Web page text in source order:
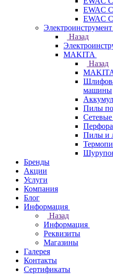
EWAC
EWAC
Электроинструмент
Назад
МAKITA
Назад
машины
Пилы
Пилы и
Бренды
Акции
Услуги
Компания
Блог
Информация
Назад
Информация
Реквизиты
Магазины
Галерея
Контакты
Сертификаты